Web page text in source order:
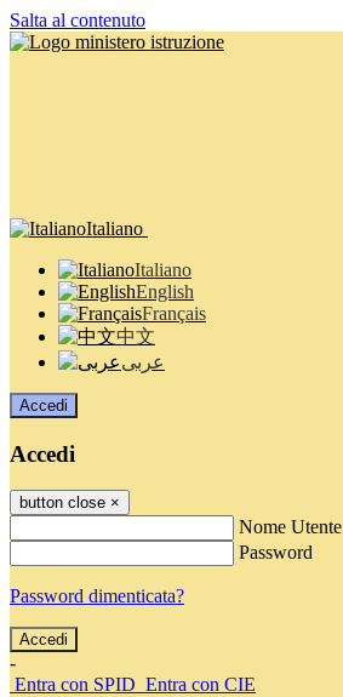
Salta al contenuto
Italiano
Italiano
English
Français
中文
عربى
Accedi
Accedi
button close ×
Nome Utente
Password
Password dimenticata?
-
Entra con SPID Entra con CIE